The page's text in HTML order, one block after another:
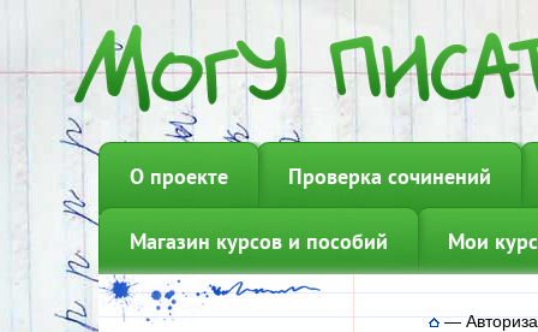
О проекте Проверка сочинений
Магазин курсов и пособий Мои
—